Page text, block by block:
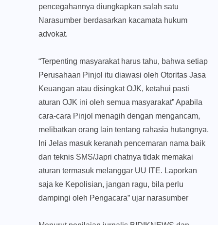
pencegahannya diungkapkan salah satu
Narasumber berdasarkan kacamata hukum
advokat.
“Terpenting masyarakat harus tahu, bahwa setiap
Perusahaan Pinjol itu diawasi oleh Otoritas Jasa
Keuangan atau disingkat OJK, ketahui pasti
aturan OJK ini oleh semua masyarakat” Apabila
cara-cara Pinjol menagih dengan mengancam,
melibatkan orang lain tentang rahasia hutangnya.
Ini Jelas masuk keranah pencemaran nama baik
dan teknis SMS/Japri chatnya tidak memakai
aturan termasuk melanggar UU ITE. Laporkan
saja ke Kepolisian, jangan ragu, bila perlu
dampingi oleh Pengacara” ujar narasumber